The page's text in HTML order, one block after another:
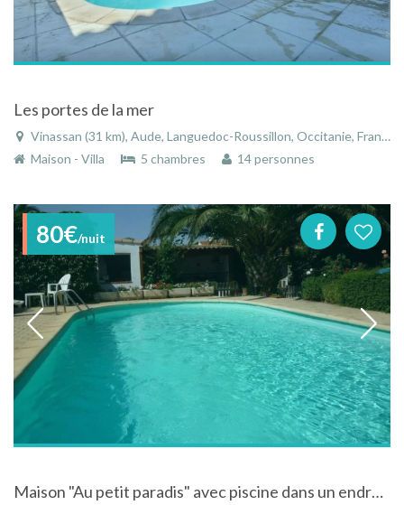
Les portes de la mer
Vinassan (31 km), Aude, Languedoc-Roussillon, Occitanie, France
Maison - Villa
5 chambres 14 personnes
80€/nuit
Maison "Au petit paradis" avec piscine dans un endroit calme